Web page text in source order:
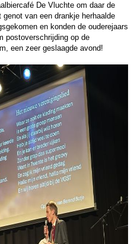
De Vluchte om daar de
van een drankje herhaalde
en konden de ouderejaars
postoverschrijding op de
een zeer geslaagde avond!